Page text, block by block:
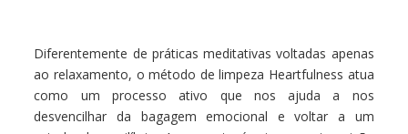
Diferentemente de práticas meditativas voltadas apenas
ao relaxamento, o método de limpeza Heartfulness atua
como um processo ativo que nos ajuda a nos
desvencilhar da bagagem emocional e voltar a um